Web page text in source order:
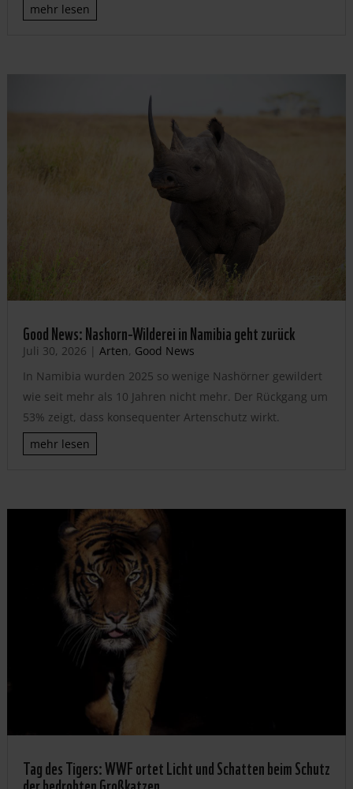
mehr lesen
Good News: Nashorn-Wilderei in Namibia geht zurück
Juli 30, 2026 | Arten, Good News
In Namibia wurden 2025 so wenige Nashörner gewildert
wie seit mehr als 10 Jahren nicht mehr. Der Rückgang um
53% zeigt, dass konsequenter Artenschutz wirkt.
mehr lesen
Tag des Tigers: WWF ortet Licht und Schatten beim Schutz